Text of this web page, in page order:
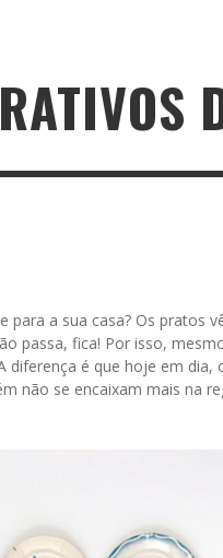
para a sua casa? Os pratos
passa, fica! Por isso,
diferença é que hoje em
não se encaixam mais na